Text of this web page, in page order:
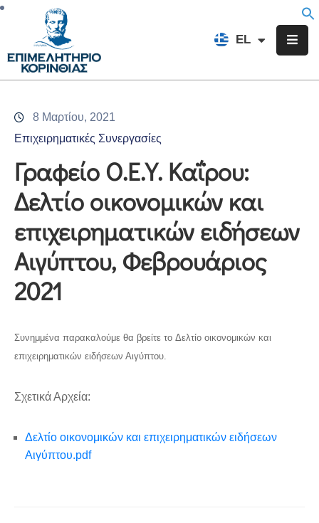
EL
FR
Επιμελητήριο
Υπηρεσίες
Προγράμματα
Δράσεις
Εκδηλώσεις
Επικοινωνία
8 Μαρτίου, 2021
Επιχειρηματικές Συνεργασίες
Γραφείο Ο.Ε.Υ. Καΐρου:
Δελτίο οικονομικών και
επιχειρηματικών ειδήσεων
Αιγύπτου, Φεβρουάριος
2021
Συνημμένα παρακαλούμε θα βρείτε το Δελτίο οικονομικών και
επιχειρηματικών ειδήσεων Αιγύπτου.
Σχετικά Αρχεία:
Δελτίο οικονομικών και επιχειρηματικών ειδήσεων
Αιγύπτου.pdf